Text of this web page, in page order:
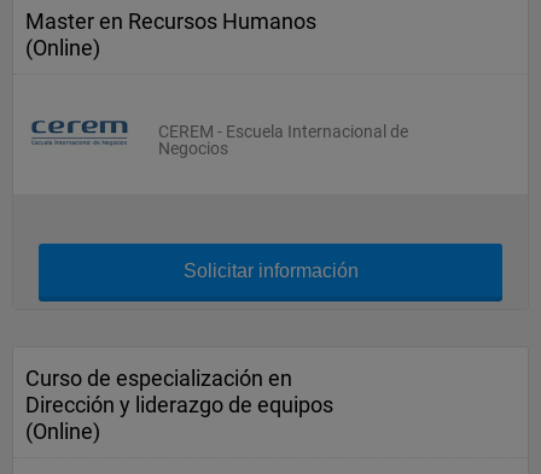
Master en Recursos Humanos
(Online)
CEREM - Escuela Internacional de
Negocios
Solicitar información
Curso de especialización en
Dirección y liderazgo de equipos
(Online)